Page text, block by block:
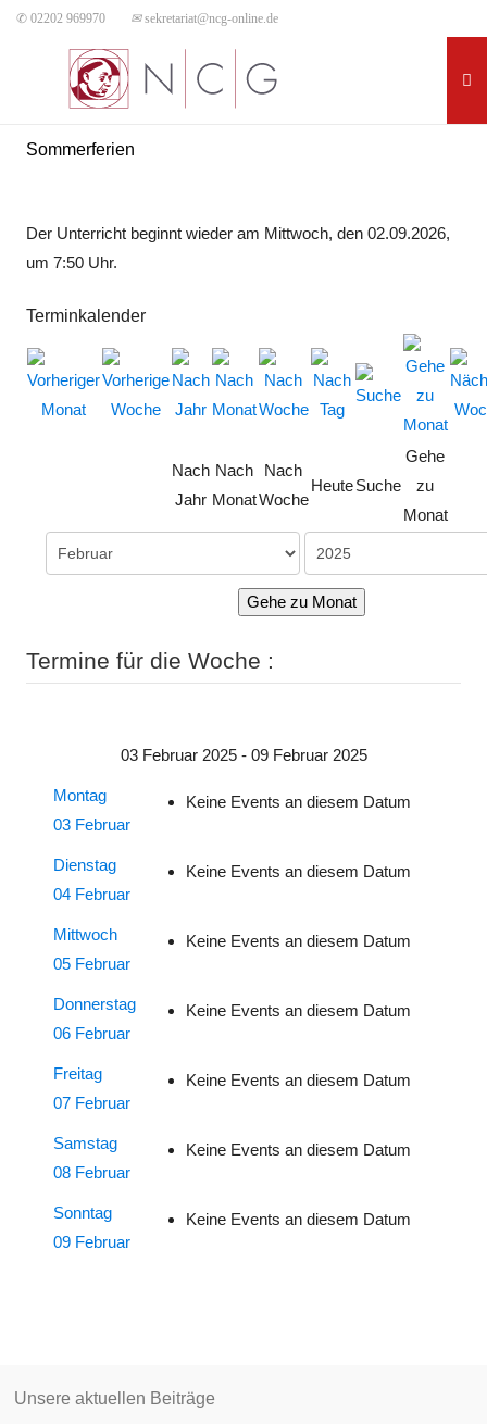
✆ 02202 969970 ✉sekretariat@ncg-online.de
Sommerferien
Der Unterricht beginnt wieder am Mittwoch, den 02.09.2026,
um 7:50 Uhr.
Terminkalender
Nach
Jahr
Nach
Monat
Nach
Woche
HeuteSuche
Gehe
zu
Monat
Gehe zu Monat
Termine für die Woche :
03 Februar 2025 - 09 Februar 2025
Montag
03 Februar
Keine Events an diesem Datum
Dienstag
04 Februar
Keine Events an diesem Datum
Mittwoch
05 Februar
Keine Events an diesem Datum
Donnerstag
06 Februar
Keine Events an diesem Datum
Freitag
07 Februar
Keine Events an diesem Datum
Samstag
08 Februar
Keine Events an diesem Datum
Sonntag
09 Februar
Keine Events an diesem Datum
Unsere aktuellen Beiträge